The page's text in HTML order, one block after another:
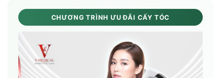
CHƯƠNG TRÌNH ƯU ĐÃI CẤY TÓC